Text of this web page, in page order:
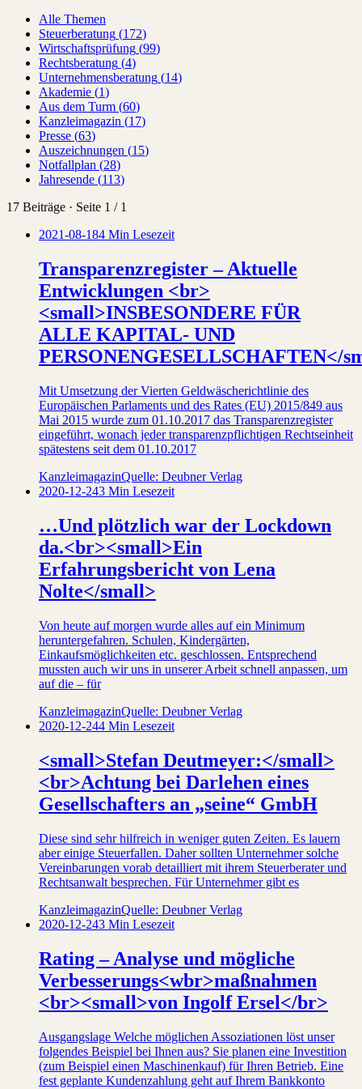
Alle Themen
Steuerberatung (172)
Wirtschaftsprüfung (99)
Rechtsberatung (4)
Unternehmensberatung (14)
Akademie (1)
Aus dem Turm (60)
Kanzleimagazin (17)
Presse (63)
Auszeichnungen (15)
Notfallplan (28)
Jahresende (113)
17 Beiträge · Seite 1 / 1
2021-08-184 Min Lesezeit
Transparenzregister – Aktuelle
Entwicklungen <br>
<small>INSBESONDERE FÜR
ALLE KAPITAL- UND
PERSONENGESELLSCHAFTEN</
Mit Umsetzung der Vierten Geldwäscherichtlinie des
Europäischen Parlaments und des Rates (EU) 2015/849 aus
Mai 2015 wurde zum 01.10.2017 das Transparenzregister
eingeführt, wonach jeder transparenzpflichtigen Rechtseinheit
spätestens seit dem 01.10.2017
KanzleimagazinQuelle: Deubner Verlag
2020-12-243 Min Lesezeit
…Und plötzlich war der Lockdown
da.<br><small>Ein
Erfahrungsbericht von Lena
Nolte</small>
Von heute auf morgen wurde alles auf ein Minimum
heruntergefahren. Schulen, Kindergärten,
Einkaufsmöglichkeiten etc. geschlossen. Entsprechend
mussten auch wir uns in unserer Arbeit schnell anpassen, um
auf die – für
KanzleimagazinQuelle: Deubner Verlag
2020-12-244 Min Lesezeit
<small>Stefan Deutmeyer:</small>
<br>Achtung bei Darlehen eines
Gesellschafters an „seine“ GmbH
Diese sind sehr hilfreich in weniger guten Zeiten. Es lauern
aber einige Steuerfallen. Daher sollten Unternehmer solche
Vereinbarungen vorab detailliert mit ihrem Steuerberater und
Rechtsanwalt besprechen. Für Unternehmer gibt es
KanzleimagazinQuelle: Deubner Verlag
2020-12-243 Min Lesezeit
Rating – Analyse und mögliche
Verbesserungs<wbr>maßnahmen
<br><small>von Ingolf Ersel</br>
Ausgangslage Welche möglichen Assoziationen löst unser
folgendes Beispiel bei Ihnen aus? Sie planen eine Investition
(zum Beispiel einen Maschinenkauf) für Ihren Betrieb. Eine
fest geplante Kundenzahlung geht auf Ihrem Bankkonto